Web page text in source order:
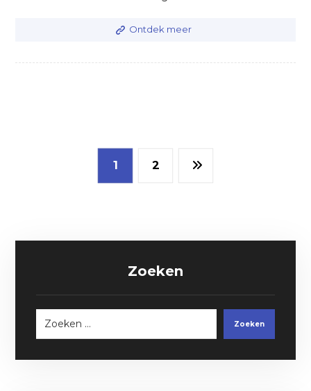
Ontdek meer
1 2
Zoeken
Zoeken